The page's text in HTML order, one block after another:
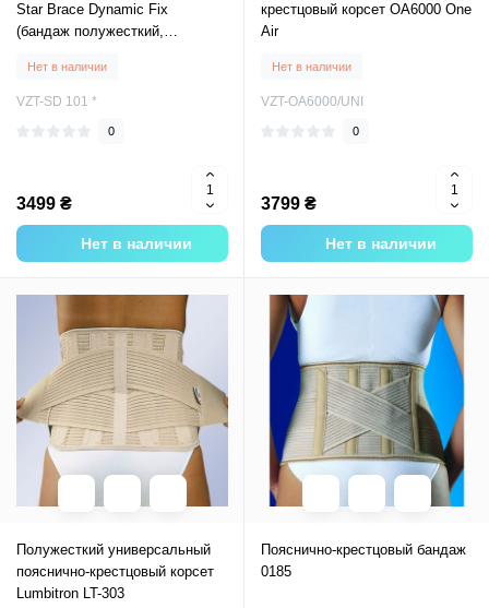
Star Brace Dynamic Fix
(бандаж полужесткий,
Нет в наличии
VZT-SD 101 *
0
3499 ₴
Нет в наличии
крестцовый корсет OA6000 One
Air
Нет в наличии
VZT-OA6000/UNI
0
3799 ₴
Нет в наличии
Полужесткий универсальный
пояснично-крестцовый корсет
Lumbitron LT-303
Пояснично-крестцовый бандаж
0185